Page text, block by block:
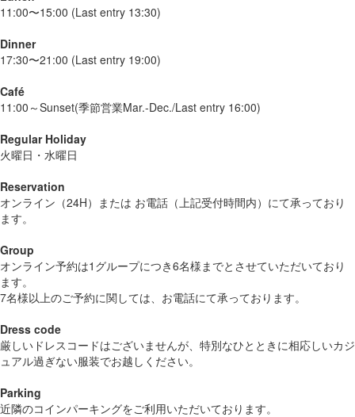
11:00〜15:00 (Last entry 13:30)
Dinner
17:30〜21:00 (Last entry 19:00)
Café
11:00～Sunset(季節営業Mar.-Dec./Last entry 16:00)
Regular Holiday
火曜日・水曜日
Reservation
オンライン（24H）または お電話（上記受付時間内）にて承っており
ます。
Group
オンライン予約は1グループにつき6名様までとさせていただいており
ます。
7名様以上のご予約に関しては、お電話にて承っております。
Dress code
厳しいドレスコードはございませんが、特別なひとときに相応しいカジ
ュアル過ぎない服装でお越しください。
Parking
近隣のコインパーキングをご利用いただいております。